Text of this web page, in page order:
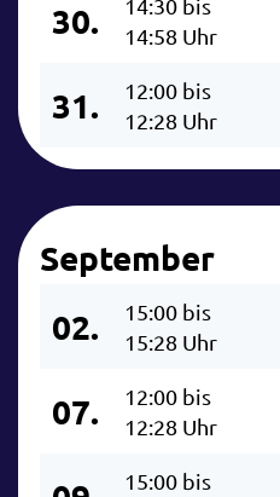
30.
14:30 bis
14:58 Uhr
31.
12:00 bis
12:28 Uhr
September
02.
15:00 bis
15:28 Uhr
07.
12:00 bis
12:28 Uhr
15:00 bis